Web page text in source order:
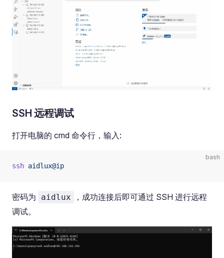
SSH 远程调试
打开电脑的 cmd 命令行，输入:
bash
ssh aidlux@ip
密码为 aidlux
，成功连接后即可通过 SSH 进行远程
调试。